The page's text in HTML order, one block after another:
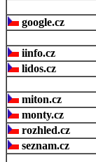
google.cz
iinfo.cz
lidos.cz
miton.cz
monty.cz
rozhled.cz
seznam.cz